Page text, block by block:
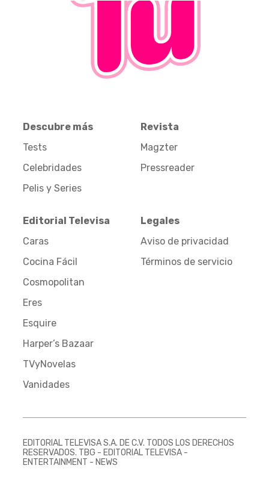
Descubre más
Tests
Celebridades
Pelis y Series
Revista
Magzter
Pressreader
Editorial Televisa
Caras
Cocina Fácil
Cosmopolitan
Eres
Esquire
Harper’s Bazaar
TVyNovelas
Vanidades
Legales
Aviso de privacidad
Términos de servicio
EDITORIAL TELEVISA S.A. DE C.V. TODOS LOS DERECHOS
RESERVADOS. TBG - EDITORIAL TELEVISA -
ENTERTAINMENT - NEWS